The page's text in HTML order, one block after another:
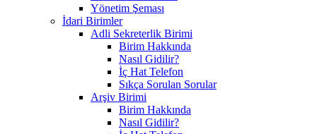
Yönetim Şeması
İdari Birimler
Adli Sekreterlik Birimi
Birim Hakkında
Nasıl Gidilir?
İç Hat Telefon
Sıkça Sorulan Sorular
Arşiv Birimi
Birim Hakkında
Nasıl Gidilir?